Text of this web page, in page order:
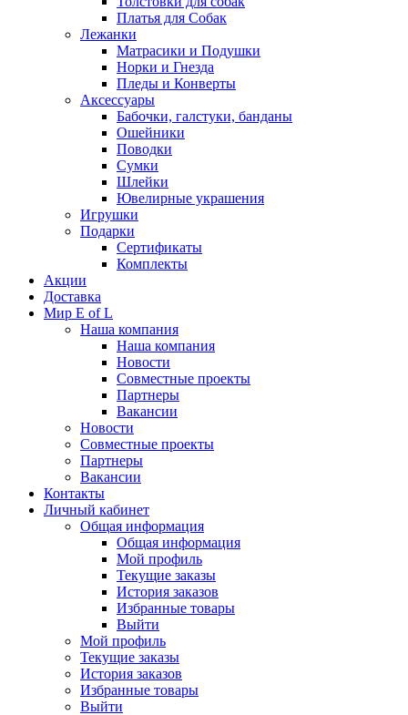
Платья для Собак
Лежанки
Матрасики и Подушки
Норки и Гнезда
Пледы и Конверты
Аксессуары
Бабочки, галстуки, банданы
Ошейники
Поводки
Сумки
Шлейки
Ювелирные украшения
Игрушки
Подарки
Сертификаты
Комплекты
Акции
Доставка
Мир E of L
Наша компания
Наша компания
Новости
Совместные проекты
Партнеры
Вакансии
Новости
Совместные проекты
Партнеры
Вакансии
Контакты
Личный кабинет
Общая информация
Общая информация
Мой профиль
Текущие заказы
История заказов
Избранные товары
Выйти
Мой профиль
Текущие заказы
История заказов
Избранные товары
Выйти